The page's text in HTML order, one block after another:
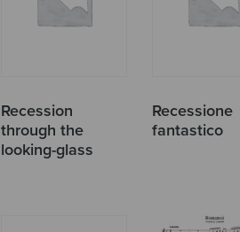
Recession
through the
looking-glass
Recessione
fantastico